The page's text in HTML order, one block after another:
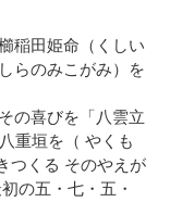
稲田姫命（くしい
らのみこがみ）を
の喜びを「八雲立
重垣を（ やくも
つくる そのやえが
の五・七・五・